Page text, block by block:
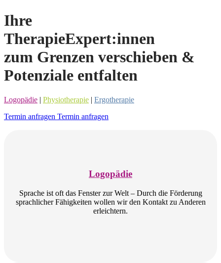
Ihre
TherapieExpert:innen
zum Grenzen verschieben &
Potenziale entfalten
Logopädie | Physiotherapie | Ergotherapie
Termin anfragen Termin anfragen
Logopädie
Sprache ist oft das Fenster zur Welt – Durch die Förderung
sprachlicher Fähigkeiten wollen wir den Kontakt zu Anderen
erleichtern.